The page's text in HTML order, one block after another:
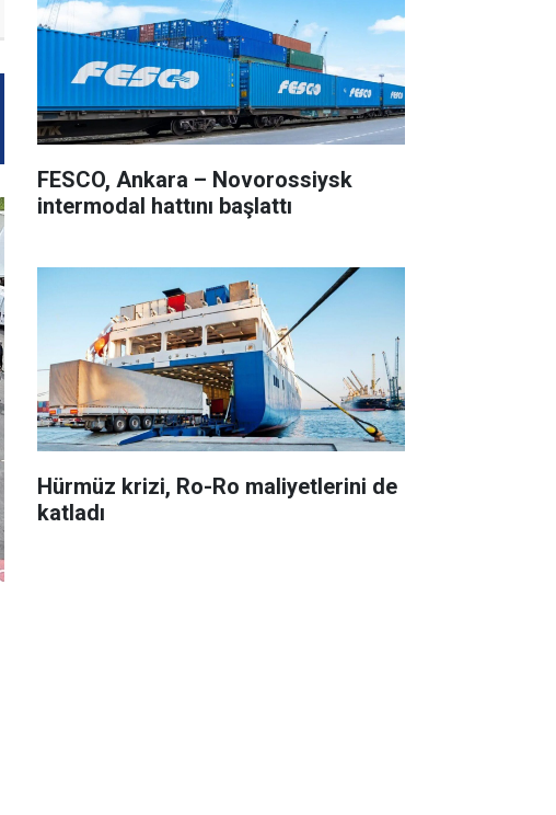
FESCO, Ankara – Novorossiysk
intermodal hattını başlattı
Hürmüz krizi, Ro-Ro maliyetlerini de
katladı